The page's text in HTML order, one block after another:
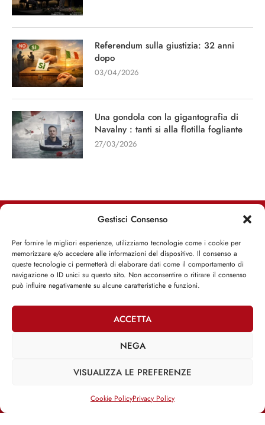
Gestisci Consenso
Per fornire le migliori esperienze, utilizziamo tecnologie come i cookie per
memorizzare e/o accedere alle informazioni del dispositivo. Il consenso a
queste tecnologie ci permetterà di elaborare dati come il comportamento di
navigazione o ID unici su questo sito. Non acconsentire o ritirare il consenso
può influire negativamente su alcune caratteristiche e funzioni.
ACCETTA
NEGA
VISUALIZZA LE PREFERENZE
Cookie PolicyPrivacy Policy
Referendum sulla giustizia: 32 anni
dopo
03/04/2026
Una gondola con la gigantografia di
Navalny : tanti si alla flotilla fogliante
27/03/2026
Iscriviti alla Newsletter
@2025 | Franco Debenedetti | All Rights Reserved |
Privacy Policy